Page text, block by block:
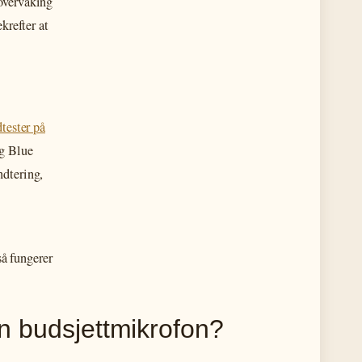
at
på
Blue
fungerer
budsjettmikrofon?